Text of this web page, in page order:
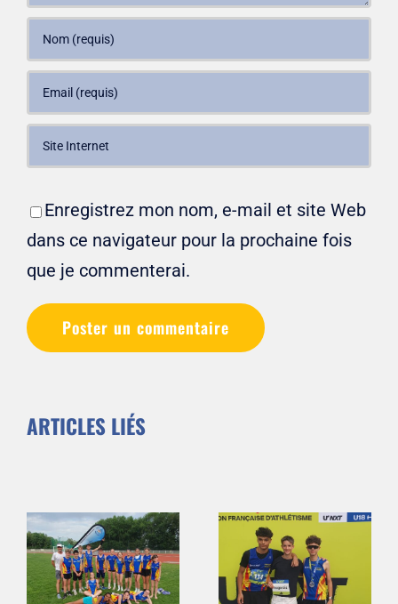
Enregistrez mon nom, e-mail et site Web
dans ce navigateur pour la prochaine fois
que je commenterai.
ARTICLES LIÉS